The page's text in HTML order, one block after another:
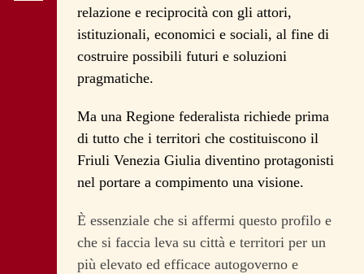
relazione e reciprocità con gli attori,
istituzionali, economici e sociali, al fine di
costruire possibili futuri e soluzioni
pragmatiche.
Ma una Regione federalista richiede prima
di tutto che i territori che costituiscono il
Friuli Venezia Giulia diventino protagonisti
nel portare a compimento una visione.
È essenziale che si affermi questo profilo e
che si faccia leva su città e territori per un
più elevato ed efficace autogoverno e